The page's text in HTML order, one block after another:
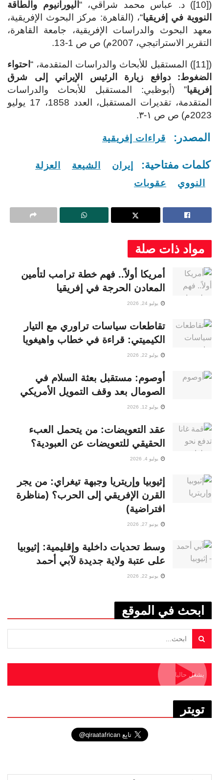
([10]) د. عباس محمد شراقي، “
اليورانيوم والطاقة
النووية في إفريقيا“، (القاهرة: مركز البحوث الإفريقية،
معهد البحوث والدراسات الإفريقية، جامعة القاهرة،
التقرير الاستراتيجي، 2007م) ص ص 1-13.
([11]) المستقبل للأبحاث والدراسات المتقدمة، “
احتواء
الضغوط: دوافع زيارة الرئيس الإيراني إلى شرق
إفريقيا” (أبوظبي: المستقبل للأبحاث والدراسات
المتقدمة، تقديرات المستقبل، العدد 1858، 17 يوليو
2023م) ص ص ١-٣.
المصدر: قراءات إفريقية
كلمات مفتاحية: إيران الشيعة
العزلة
النووي
عقوبات
مواد ذات صلة
أمريكا أولاً.. فهم خطة ترامب لتأمين
المعادن الحرجة في إفريقيا
يوليو 24, 2026
تقاطعات سياسات تراوري مع التيار
الكيميتي: قراءة في خطاب واهيغويا
يوليو 22, 2026
أوصوم: مستقبل بعثة السلام في
الصومال بعد وقف التمويل الأمريكي
يوليو 12, 2026
عقد التعويضات: من يتحمل العبء
الحقيقي للتعويضات عن العبودية؟
يوليو 4, 2026
إثيوبيا وإريتريا وجبهة تيغراي: من يجر
القرن الإفريقي إلى الحرب؟ (مناظرة
افتراضية)
يونيو 27, 2026
وسط تحديات داخلية وإقليمية: إثيوبيا
على عتبة ولاية جديدة لآبي أحمد
يونيو 22, 2026
ابحث في الموقع
يشغل حاليا
تويتر